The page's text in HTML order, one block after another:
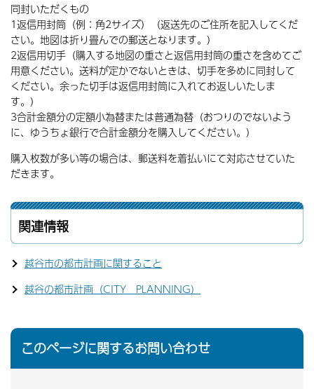
同封いただくもの
1返信用封筒（例：角2サイズ）（返送先のご住所を記入してくだ
さい。地図は折り畳んでの郵送となります。）
2返信用切手（購入する地図の重さと返信用封筒の重さを含めてご
用意ください。送料が定かでないときは、切手を多めに同封して
ください。余った切手は返信用封筒に入れてお返しいたしま
す。）
3合計金額分の定額小為替または普通為替（おつりのでないよう
に、ゆうちょ銀行で合計金額分を購入してください。）
購入枚数が多い等の場合は、郵送料を着払いにて対応させていた
だきます。
関連情報
越谷市の都市計画に関すること
越谷の都市計画（CITY PLANNING）
このページに関するお問い合わせ